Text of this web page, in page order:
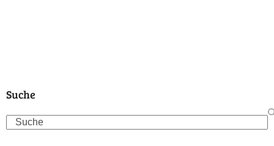
Suche
Search